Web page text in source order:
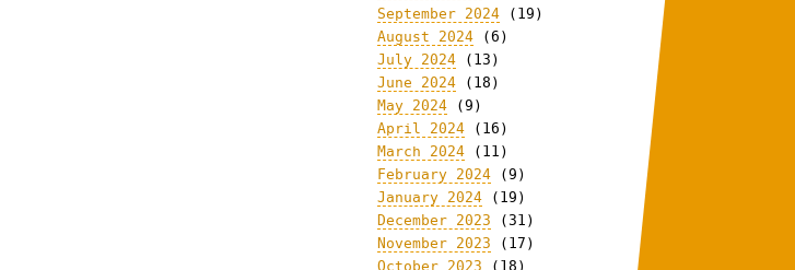
September 2024 (19)
August 2024 (6)
July 2024 (13)
June 2024 (18)
May 2024 (9)
April 2024 (16)
March 2024 (11)
February 2024 (9)
January 2024 (19)
December 2023 (31)
November 2023 (17)
October 2023 (18)